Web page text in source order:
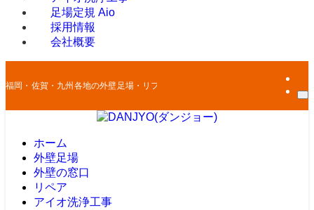
足場定規 Aio
採用情報
会社概要
福岡・佐賀・九州各地の外壁足場・リフォームはお任せください
ホーム
外壁足場
外壁の窓口
リペア
アイオ洗浄工事